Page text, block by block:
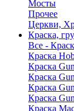
Мосты
Прочее
Церкви,
Краска,
Все -
Краска
Краска
Краска
Краска
Краска
Краска